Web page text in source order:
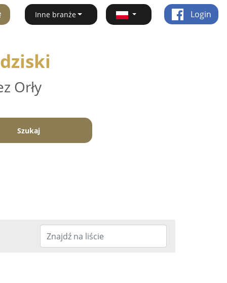
Inne branże Login
Orły
Szukaj